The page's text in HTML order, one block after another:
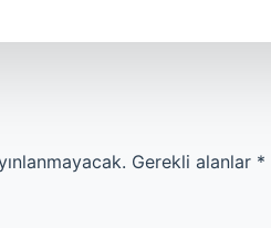
Gerekli alanlar *